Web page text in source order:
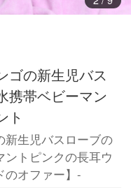
ゴの新生児バス
携帯ベビーマン
ト
新生児バスローブの
トピンクの長耳ウ
のオファー】-